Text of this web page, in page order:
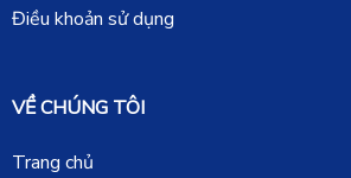
Điều khoản sử dụng
VỀ CHÚNG TÔI
Trang chủ